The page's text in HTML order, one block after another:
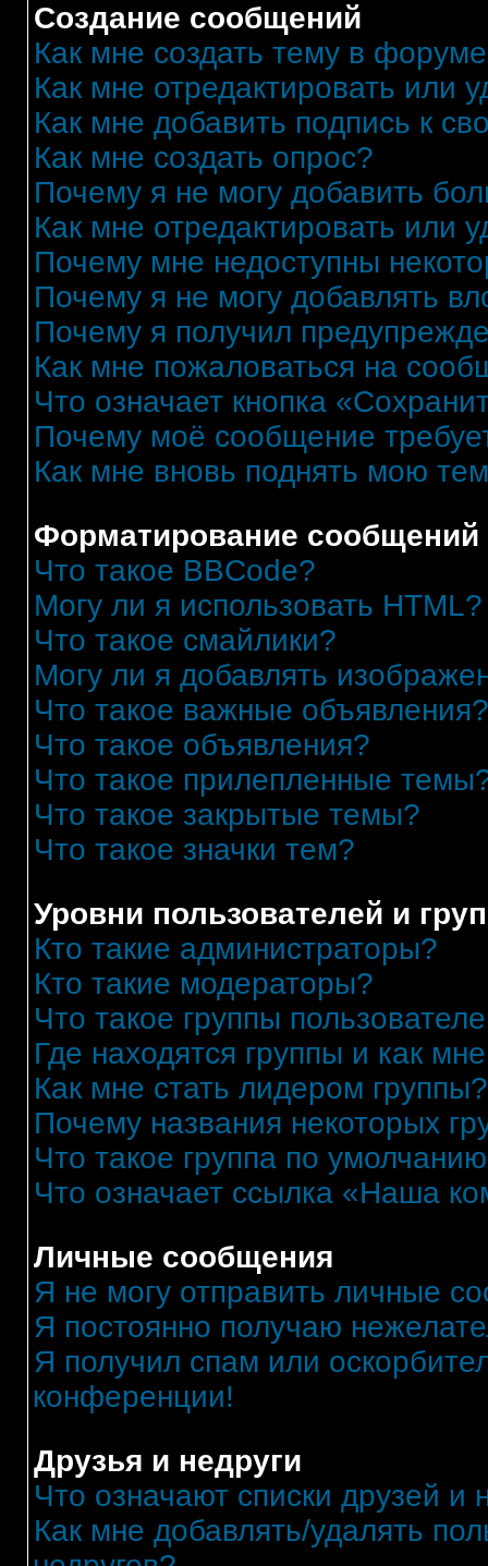
Создание сообщений
Как мне создать тему в
Как мне отредактировать или
Как мне добавить подпись к
Как мне создать опрос?
Почему я не могу добавить
Как мне отредактировать или
Почему мне недоступны
Почему я не могу добавлять
Почему я получил
Как мне пожаловаться на
Что означает кнопка
Почему моё сообщение
Как мне вновь поднять мою
Форматирование
Что такое BBCode?
Могу ли я использовать HTML?
Что такое смайлики?
Могу ли я добавлять
Что такое важные объявления?
Что такое объявления?
Что такое прилепленные
Что такое закрытые темы?
Что такое значки тем?
Уровни пользователей и
Кто такие администраторы?
Кто такие модераторы?
Что такое группы
Где находятся группы и как
Как мне стать лидером группы?
Почему названия некоторых
Что такое группа по
Что означает ссылка «Наша
Личные сообщения
Я не могу отправить личные
Я постоянно получаю
Я получил спам или
конференции!
Друзья и недруги
Что означают списки друзей и
Как мне добавлять/удалять